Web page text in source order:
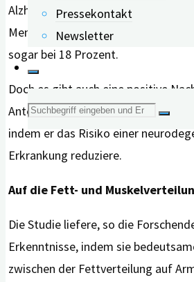
Pressekontakt
Newsletter
Suche
nach:
Alzheimer-Demenz oder Parkinson
Menschen mit mehr Armfett lag
sogar bei 18 Prozent.
Doch es gibt auch eine positive
Anteil an Muskelkraft scheint sich
indem er das Risiko einer
Erkrankung reduziere.
Auf die Fett- und
Die Studie liefere, so die
Erkenntnisse, indem sie
zwischen der Fettverteilung auf